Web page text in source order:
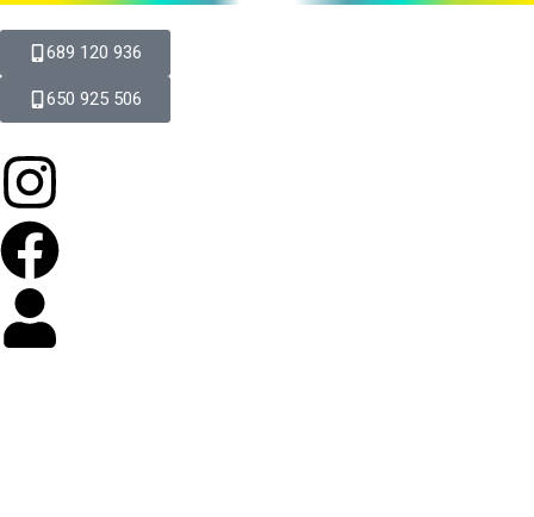
689 120 936
650 925 506